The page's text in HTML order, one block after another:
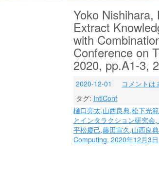
Yoko
Extract
with
Conference on
2020, pp.A1-3,
2020-12-01
コメントは
タグ: IntlConf
投
稿
ナ
樋口亮太,山西良典,松下光
とインタラクション研究会
平松慶己,藤田宣久,山西良
Computing, 2020年12月3日